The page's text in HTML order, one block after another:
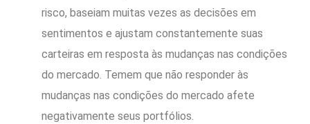
risco, baseiam muitas vezes as decisões em
sentimentos e ajustam constantemente suas
carteiras em resposta às mudanças nas condições
do mercado. Temem que não responder às
mudanças nas condições do mercado afete
negativamente seus portfólios.